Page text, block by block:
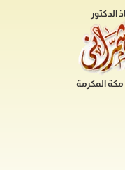
مكة المكرمة